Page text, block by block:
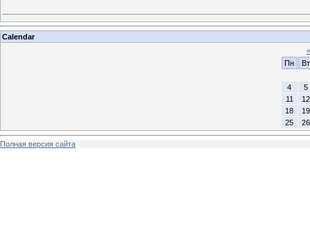
Calendar
«
Пн
Вт
4
5
11
12
18
19
25
26
Полная версия сайта